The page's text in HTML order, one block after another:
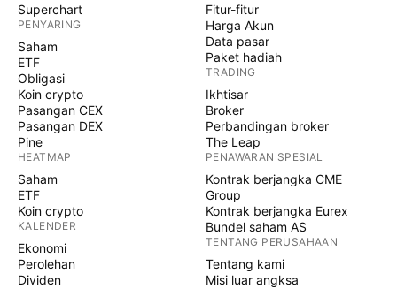
Superchart
PENYARING
Saham
ETF
Obligasi
Koin crypto
Pasangan CEX
Pasangan DEX
Pine
HEATMAP
Saham
ETF
Koin crypto
KALENDER
Ekonomi
Perolehan
Dividen
Fitur-fitur
Harga Akun
Data pasar
Paket hadiah
TRADING
Ikhtisar
Broker
Perbandingan broker
The Leap
PENAWARAN SPESIAL
Kontrak berjangka CME
Group
Kontrak berjangka Eurex
Bundel saham AS
TENTANG PERUSAHAAN
Tentang kami
Misi luar angksa